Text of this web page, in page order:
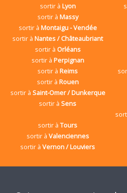
sortir à Lyon
sortir à Massy
sortir à Montaigu - Vendée
sortir àNantes / Châteaubriant
sortir à Orléans
sortir à Perpignan
sortir àReims
sortir à Rouen
sortir à Saint-Omer / Dunkerque
sortir àSens
sortir àTours
sortir à Valenciennes
sortir àVernon / Louviers